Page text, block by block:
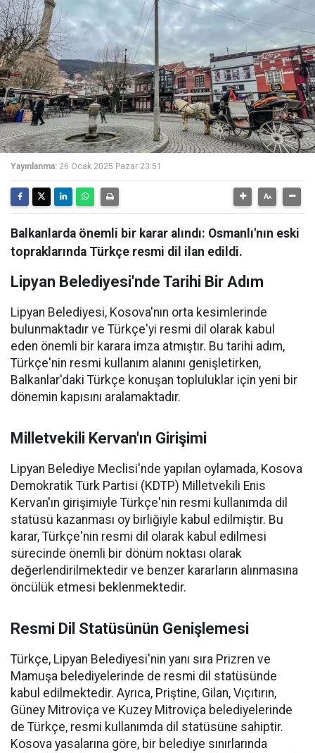
Yayınlanma: 26 Ocak 2025 Pazar 23:51
Balkanlarda önemli bir karar alındı: Osmanlı'nın eski
topraklarında Türkçe resmi dil ilan edildi.
Lipyan Belediyesi'nde Tarihi Bir Adım
Lipyan Belediyesi, Kosova'nın orta kesimlerinde
bulunmaktadır ve Türkçe'yi resmi dil olarak kabul
eden önemli bir karara imza atmıştır. Bu tarihi adım,
Türkçe'nin resmi kullanım alanını genişletirken,
Balkanlar'daki Türkçe konuşan topluluklar için yeni bir
dönemin kapısını aralamaktadır.
Milletvekili Kervan'ın Girişimi
Lipyan Belediye Meclisi'nde yapılan oylamada, Kosova
Demokratik Türk Partisi (KDTP) Milletvekili Enis
Kervan'ın girişimiyle Türkçe'nin resmi kullanımda dil
statüsü kazanması oy birliğiyle kabul edilmiştir. Bu
karar, Türkçe'nin resmi dil olarak kabul edilmesi
sürecinde önemli bir dönüm noktası olarak
değerlendirilmektedir ve benzer kararların alınmasına
öncülük etmesi beklenmektedir.
Resmi Dil Statüsünün Genişlemesi
Türkçe, Lipyan Belediyesi'nin yanı sıra Prizren ve
Mamuşa belediyelerinde de resmi dil statüsünde
kabul edilmektedir. Ayrıca, Priştine, Gilan, Vıçıtırın,
Güney Mitroviça ve Kuzey Mitroviça belediyelerinde
de Türkçe, resmi kullanımda dil statüsüne sahiptir.
Kosova yasalarına göre, bir belediye sınırlarında